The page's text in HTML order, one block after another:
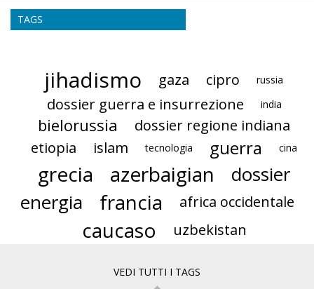
TAGS
jihadismo gaza cipro russia
dossier guerra e insurrezione india
bielorussia
dossier regione indiana
etiopia
islam tecnologia guerra cina
grecia azerbaigian
dossier
energia
francia africa occidentale
caucaso uzbekistan
VEDI TUTTI I TAGS